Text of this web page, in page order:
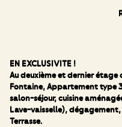
EN EXCLUSIVITE !
Au deuxième et dernier étage
Fontaine, Appartement type
salon-séjour, cuisine
Lave-vaisselle),
Terrasse.